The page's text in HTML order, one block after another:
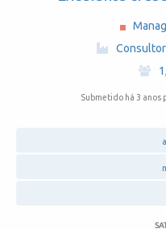
Submetido há 3 anos